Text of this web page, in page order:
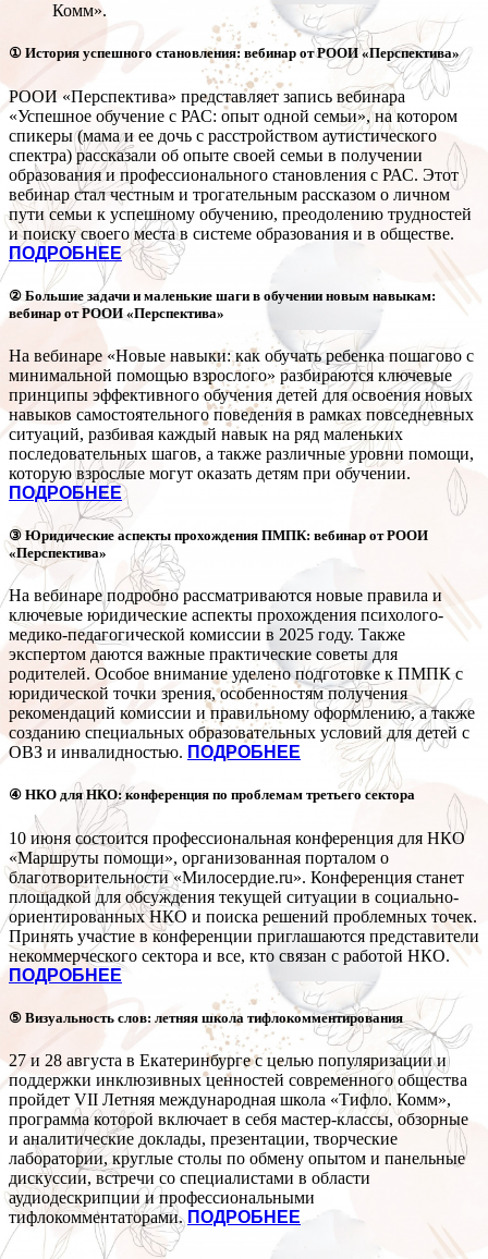
Комм».
① История успешного становления: вебинар от РООИ «Перспектива»
РООИ «Перспектива» представляет запись вебинара
«Успешное обучение с РАС: опыт одной семьи», на котором
спикеры (мама и ее дочь с расстройством аутистического
спектра) рассказали об опыте своей семьи в получении
образования и профессионального становления с РАС. Этот
вебинар стал честным и трогательным рассказом о личном
пути семьи к успешному обучению, преодолению трудностей
и поиску своего места в системе образования и в обществе.
ПОДРОБНЕЕ
② Большие задачи и маленькие шаги в обучении новым навыкам:
вебинар от РООИ «Перспектива»
На вебинаре «Новые навыки: как обучать ребенка пошагово с
минимальной помощью взрослого» разбираются ключевые
принципы эффективного обучения детей для освоения новых
навыков самостоятельного поведения в рамках повседневных
ситуаций, разбивая каждый навык на ряд маленьких
последовательных шагов, а также различные уровни помощи,
которую взрослые могут оказать детям при обучении.
ПОДРОБНЕЕ
③ Юридические аспекты прохождения ПМПК: вебинар от РООИ
«Перспектива»
На вебинаре подробно рассматриваются новые правила и
ключевые юридические аспекты прохождения психолого-
медико-педагогической комиссии в 2025 году. Также
экспертом даются важные практические советы для
родителей. Особое внимание уделено подготовке к ПМПК с
юридической точки зрения, особенностям получения
рекомендаций комиссии и правильному оформлению, а также
созданию специальных образовательных условий для детей с
ОВЗ и инвалидностью. ПОДРОБНЕЕ
④ НКО для НКО: конференция по проблемам третьего сектора
10 июня состоится профессиональная конференция для НКО
«Маршруты помощи», организованная порталом о
благотворительности «Милосердие.ru». Конференция станет
площадкой для обсуждения текущей ситуации в социально-
ориентированных НКО и поиска решений проблемных точек.
Принять участие в конференции приглашаются представители
некоммерческого сектора и все, кто связан с работой НКО.
ПОДРОБНЕЕ
⑤ Визуальность слов: летняя школа тифлокомментирования
27 и 28 августа в Екатеринбурге с целью популяризации и
поддержки инклюзивных ценностей современного общества
пройдет VII Летняя международная школа «Тифло. Комм»,
программа которой включает в себя мастер-классы, обзорные
и аналитические доклады, презентации, творческие
лаборатории, круглые столы по обмену опытом и панельные
дискуссии, встречи со специалистами в области
аудиодескрипции и профессиональными
тифлокомментаторами. ПОДРОБНЕЕ